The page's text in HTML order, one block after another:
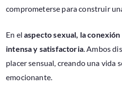
comprometerse para construir
En elaspecto sexual, la
intensa y satisfactoria. Ambos
placer sensual, creando una vida
emocionante.